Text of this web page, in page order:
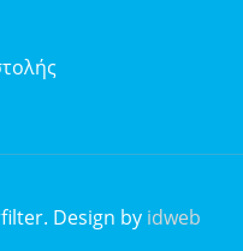
Design by idweb